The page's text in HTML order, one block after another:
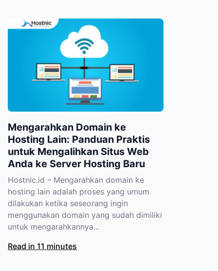
Mengarahkan Domain ke
Hosting Lain: Panduan Praktis
untuk Mengalihkan Situs Web
Anda ke Server Hosting Baru
Hostnic.id – Mengarahkan domain ke
hosting lain adalah proses yang umum
dilakukan ketika seseorang ingin
menggunakan domain yang sudah dimiliki
untuk mengarahkannya...
Read in 11 minutes